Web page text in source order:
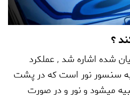
؟
شده اشاره شد ,عملکرد
سنسور نور است که در پشت
میشود و نور و در صورت